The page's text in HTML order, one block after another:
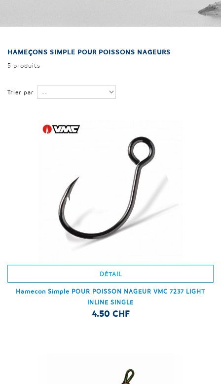
HAMEÇONS SIMPLE POUR POISSONS NAGEURS
5 produits
Trier par
DÉTAIL
Hamecon Simple POUR POISSON NAGEUR VMC 7237 LIGHT
INLINE SINGLE
4.50 CHF